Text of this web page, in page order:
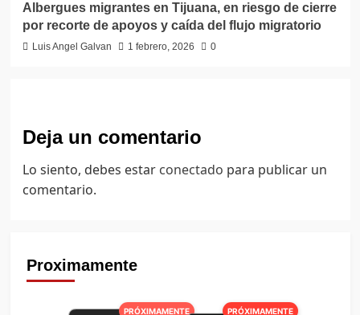
Albergues migrantes en Tijuana, en riesgo de cierre
por recorte de apoyos y caída del flujo migratorio
Luis Angel Galvan 1 febrero, 2026 0
Deja un comentario
Lo siento, debes estar conectado para publicar un
comentario.
Proximamente
PRÓXIMAMENTE PRÓXIMAMENTE